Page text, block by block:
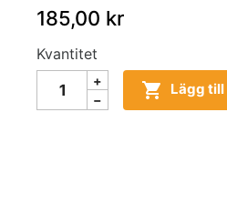
185,00 kr
Kvantitet
 Lägg